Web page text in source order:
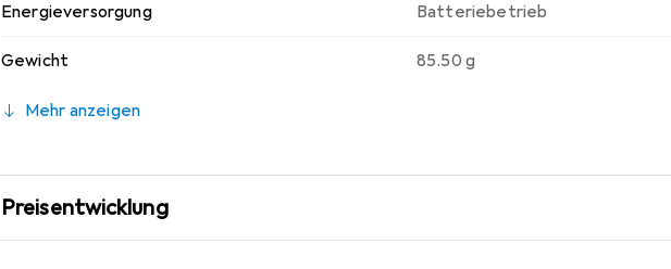
Energieversorgung Batteriebetrieb
Gewicht 85.50 g
Mehr anzeigen
Preisentwicklung